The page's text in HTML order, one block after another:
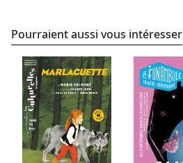
Pourraient aussi vous intéresser